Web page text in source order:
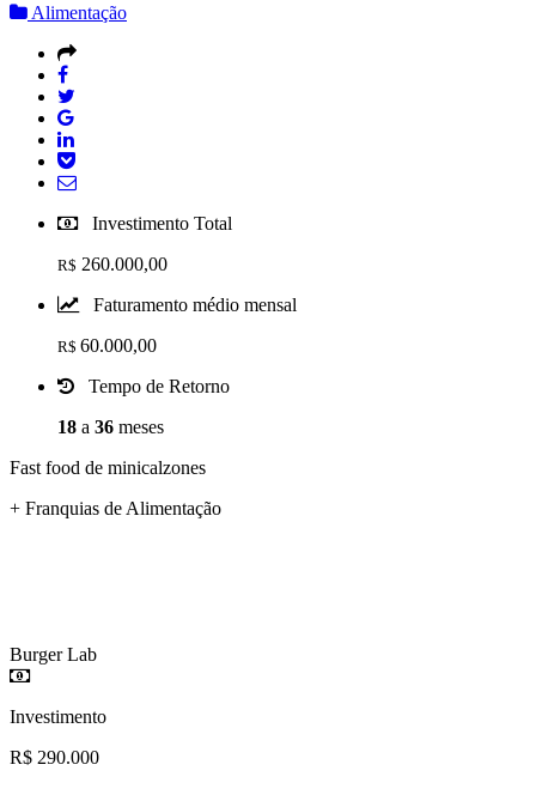
Alimentação
Investimento Total
R$ 260.000,00
Faturamento médio mensal
R$ 60.000,00
Tempo de Retorno
18 a 36 meses
Fast food de minicalzones
+ Franquias de Alimentação
Burger Lab
Investimento
R$ 290.000